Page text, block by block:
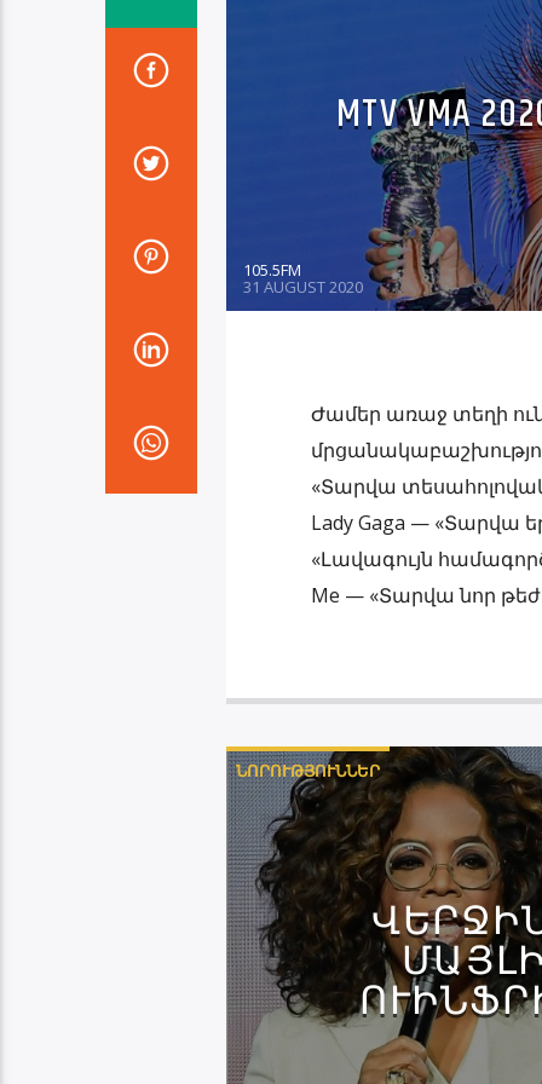
MTV
105.5FM
31 AUGUST 2020
Ժամեր առաջ տեղի
«Տարվա
Lady Gaga — «Տարվա
«Լավագույն
Me — «Տարվա նոր
ՆՈՐՈՒԹՅՈՒՆՆԵՐ